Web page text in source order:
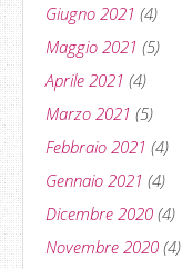
Giugno 2021 (4)
Maggio 2021 (5)
Aprile 2021 (4)
Marzo 2021 (5)
Febbraio 2021 (4)
Gennaio 2021 (4)
Dicembre 2020 (4)
Novembre 2020 (4)